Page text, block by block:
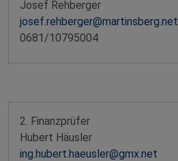
Josef Rehberger
josef.rehberger@martinsberg.net
0681/10795004
2. Finanzprüfer
Hubert Häusler
​​​​​​​ing.hubert.haeusler@gmx.net